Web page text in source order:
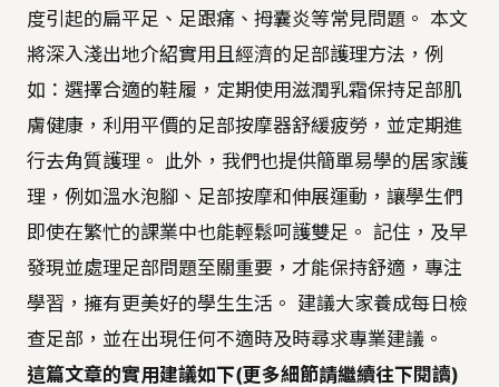
度引起的扁平足、足跟痛、拇囊炎等常見問題。 本文
將深入淺出地介紹實用且經濟的足部護理方法，例
如：選擇合適的鞋履，定期使用滋潤乳霜保持足部肌
膚健康，利用平價的足部按摩器舒緩疲勞，並定期進
行去角質護理。 此外，我們也提供簡單易學的居家護
理，例如溫水泡腳、足部按摩和伸展運動，讓學生們
即使在繁忙的課業中也能輕鬆呵護雙足。 記住，及早
發現並處理足部問題至關重要，才能保持舒適，專注
學習，擁有更美好的學生生活。 建議大家養成每日檢
查足部，並在出現任何不適時及時尋求專業建議。
這篇文章的實用建議如下(更多細節請繼續往下閱讀)